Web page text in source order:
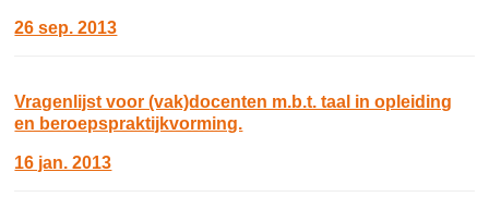
26 sep. 2013
Vragenlijst voor (vak)docenten m.b.t. taal in opleiding
en beroepspraktijkvorming.
16 jan. 2013